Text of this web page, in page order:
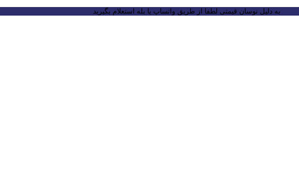
به دلیل نوسان قیمتی لطفا از طریق واتساپ یا بله استعلام بگیرید